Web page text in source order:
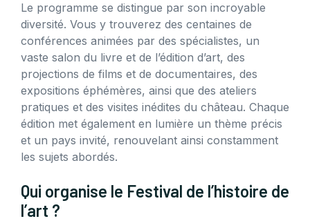
Le programme se distingue par son incroyable
diversité. Vous y trouverez des centaines de
conférences animées par des spécialistes, un
vaste salon du livre et de l’édition d’art, des
projections de films et de documentaires, des
expositions éphémères, ainsi que des ateliers
pratiques et des visites inédites du château. Chaque
édition met également en lumière un thème précis
et un pays invité, renouvelant ainsi constamment
les sujets abordés.
Qui organise le Festival de l’histoire de
l’art ?